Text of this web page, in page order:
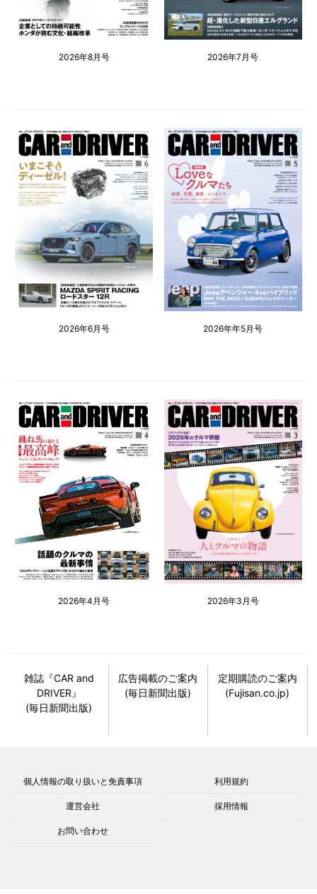
2026年8月号 2026年7月号
2026年6月号 2026年年5月号
2026年4月号 2026年3月号
雑誌『CAR and
DRIVER』
(毎日新聞出版)
広告掲載のご案内
(毎日新聞出版)
定期購読のご案内
(Fujisan.co.jp)
個人情報の取り扱いと免責事項 利用規約
運営会社 採用情報
お問い合わせ